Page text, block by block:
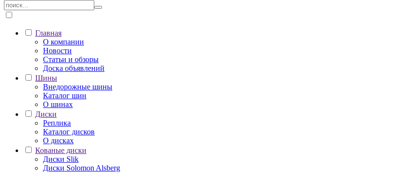
Главная
О компании
Новости
Статьи и обзоры
Доска объявлений
Шины
Внедорожные шины
Каталог шин
О шинах
Диски
Реплика
Каталог дисков
О дисках
Кованые диски
Диски Slik
Диски Solomon Alsberg